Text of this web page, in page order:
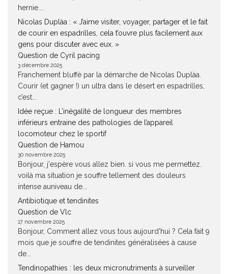
hernie....
Nicolas Duplàa : « J’aime visiter, voyager, partager et le fait
de courir en espadrilles, cela t’ouvre plus facilement aux
gens pour discuter avec eux. »
Question de Cyril pacing
3 décembre 2025
Franchement bluffé par la démarche de Nicolas Duplàa.
Courir (et gagner !) un ultra dans le désert en espadrilles,
c’est...
Idée reçue : L’inégalité de longueur des membres
inférieurs entraine des pathologies de l’appareil
locomoteur chez le sportif
Question de Hamou
30 novembre 2025
Bonjour, j'espère vous allez bien. si vous me permettez.
voilà ma situation je souffre tellement des douleurs
intense auniveau de...
Antibiotique et tendinites
Question de Vlc
17 novembre 2025
Bonjour, Comment allez vous tous aujourd'hui ? Cela fait 9
mois que je souffre de tendinites généralisées à cause
de...
Tendinopathies : les deux micronutriments à surveiller